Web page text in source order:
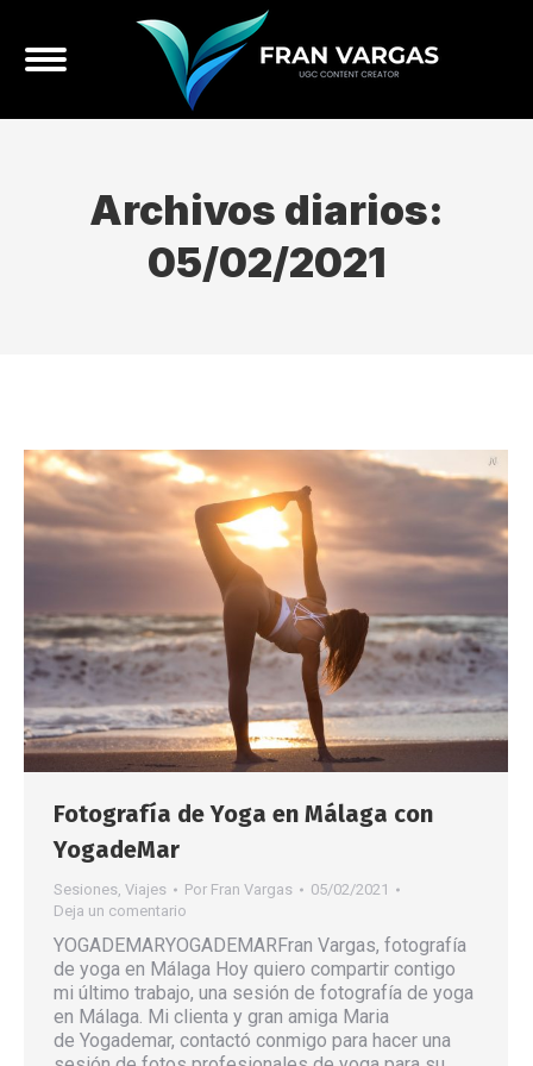
Archivos diarios:
05/02/2021
Fotografía de Yoga en Málaga con
YogadeMar
Sesiones, Viajes Por Fran Vargas
05/02/2021
Deja un comentario
YOGADEMARYOGADEMARFran Vargas, fotografía
de yoga en Málaga Hoy quiero compartir contigo
mi último trabajo, una sesión de fotografía de yoga
en Málaga. Mi clienta y gran amiga Maria
de Yogademar, contactó conmigo para hacer una